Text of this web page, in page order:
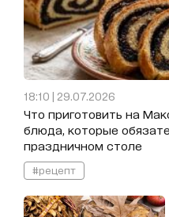
18:10 | 29.07.2026
Что приготовить на
блюда, которые
праздничном столе
#рецепт